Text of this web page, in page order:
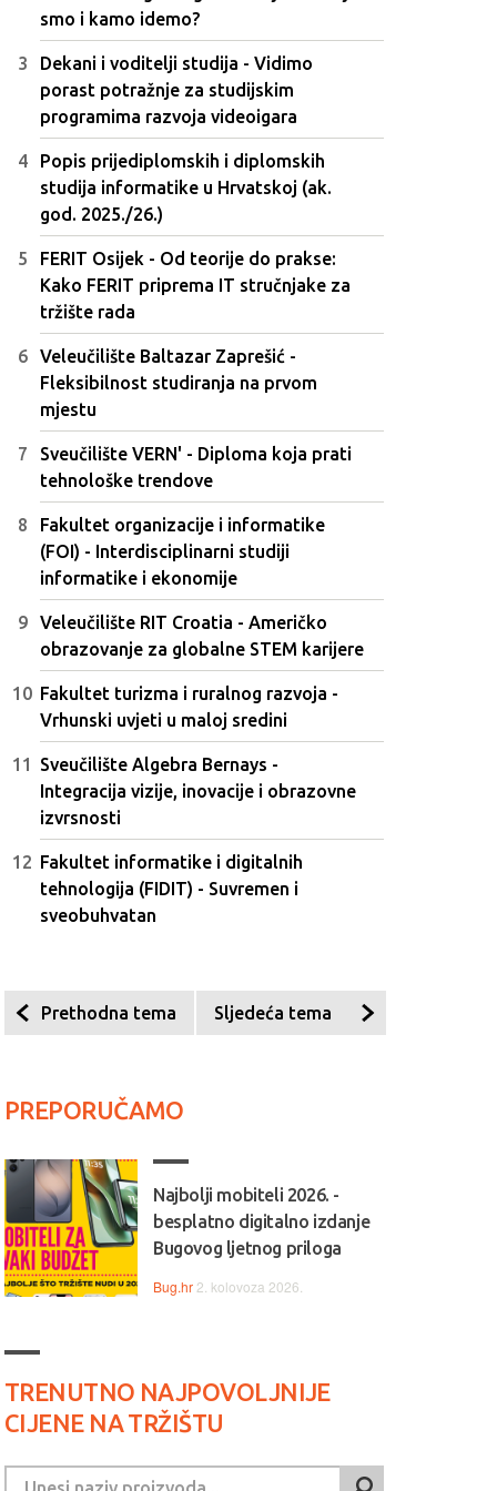
Jednostavan, pouzdan i
Lenovo IdeaPad 1
je izbor za svakodnevni
učenje i bezbrižno
idealan je izbor za
rad, učenje i multimediju.
smo i kamo idemo?
Dekani i voditelji studija - Vidimo
porast potražnje za studijskim
programima razvoja videoigara
Popis prijediplomskih i diplomskih
studija informatike u Hrvatskoj (ak.
god. 2025./26.)
FERIT Osijek - Od teorije do prakse:
Kako FERIT priprema IT stručnjake za
tržište rada
Veleučilište Baltazar Zaprešić -
Fleksibilnost studiranja na prvom
mjestu
Sveučilište VERN' - Diploma koja prati
tehnološke trendove
Fakultet organizacije i informatike
(FOI) - Interdisciplinarni studiji
informatike i ekonomije
Veleučilište RIT Croatia - Američko
obrazovanje za globalne STEM karijere
Fakultet turizma i ruralnog razvoja -
Vrhunski uvjeti u maloj sredini
Sveučilište Algebra Bernays -
Integracija vizije, inovacije i obrazovne
izvrsnosti
Fakultet informatike i digitalnih
tehnologija (FIDIT) - Suvremen i
sveobuhvatan
Prethodna tema Sljedeća tema
PREPORUČAMO
Najbolji mobiteli 2026. -
besplatno digitalno izdanje
Bugovog ljetnog priloga
Bug.hr 2. kolovoza 2026.
TRENUTNO NAJPOVOLJNIJE
CIJENE NA TRŽIŠTU